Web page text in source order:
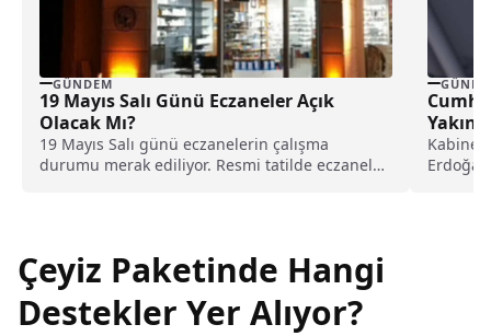
GÜNDEM
19 Mayıs Salı Günü Eczaneler Açık
Olacak Mı?
19 Mayıs Salı günü eczanelerin çalışma
durumu merak ediliyor. Resmi tatilde eczaneler
Kabine
Çeyiz Paketinde Hangi
Destekler Yer Alıyor?